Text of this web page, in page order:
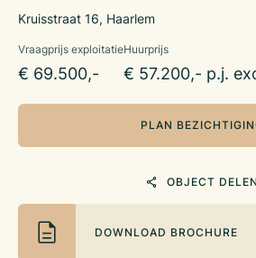
Kruisstraat 16, Haarlem
Vraagprijs exploitatie
€ 69.500,-
Huurprijs
€ 57.200,- p.j.
PLAN
OBJECT DELEN
DOWNLOAD BROCHURE